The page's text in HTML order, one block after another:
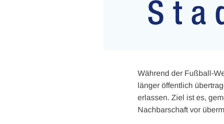
Während der Fußball-
länger öffentlich
erlassen. Ziel ist es,
Nachbarschaft vor